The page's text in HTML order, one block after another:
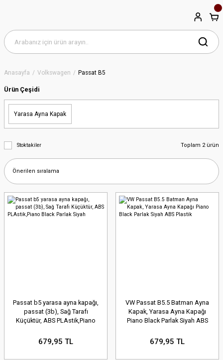
Anasayfa Volkswagen Passat B5
Ürün Çeşidi
Yarasa Ayna Kapak
Stoktakiler Toplam 2 ürün
Passat b5 yarasa ayna kapağı,
passat (3b), Sağ Tarafı
Küçüktür, ABS PLAstik,Piano
679,95 TL
VW Passat B5.5 Batman Ayna
Kapak, Yarasa Ayna Kapağı
Piano Black Parlak Siyah ABS
679,95 TL